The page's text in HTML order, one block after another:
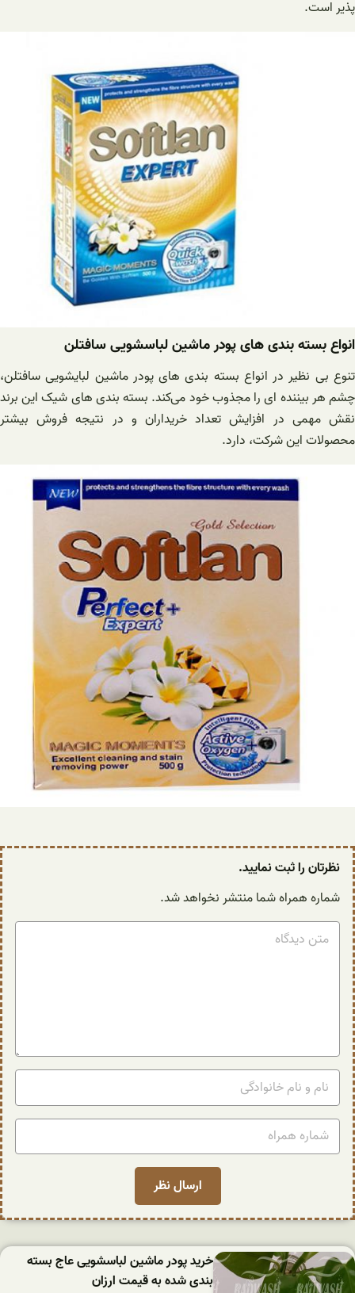
پذیر است.
انواع بسته بندی های پودر ماشین لباسشویی سافتلن
تنوع بی نظیر در انواع بسته بندی های پودر ماشین لبایشویی سافتلن،
چشم هر بیننده ای را مجذوب خود می‌کند. بسته بندی های شیک این برند
نقش مهمی در افزایش تعداد خریداران و در نتیجه فروش بیشتر
محصولات این شرکت، دارد.
نظرتان را ثبت نمایید.
شماره همراه شما منتشر نخواهد شد.
خرید پودر ماشین لباسشویی عاج بسته
بندی شده به قیمت ارزان